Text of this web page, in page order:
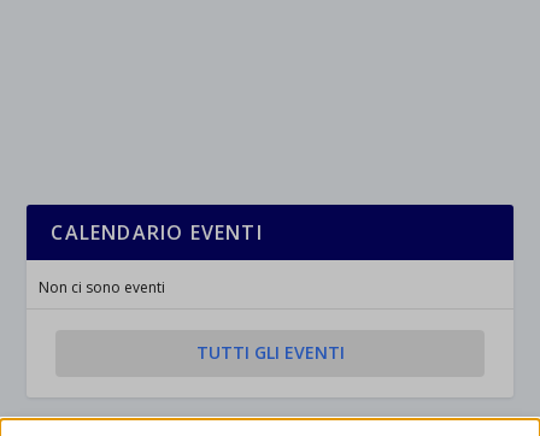
CALENDARIO EVENTI
Non ci sono eventi
TUTTI GLI EVENTI